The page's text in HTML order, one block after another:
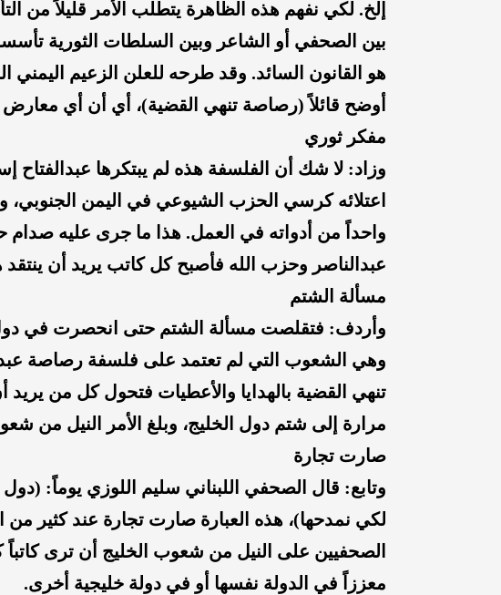
إلخ. لكي نفهم هذه الظاهرة يتطلب الأمر قليلاً من
بين الصحفي أو الشاعر وبين السلطات الثورية
هو القانون السائد. وقد طرحه للعلن الزعيم اليمني
أوضح قائلاً (رصاصة تنهي القضية)، أي أن أي
مفكر ثوري
وزاد: لا شك أن الفلسفة هذه لم يبتكرها عبدالفتاح
اعتلائه كرسي الحزب الشيوعي في اليمن الجنوبي،
واحداً من أدواته في العمل. هذا ما جرى عليه
عبدالناصر وحزب الله فأصبح كل كاتب يريد أن
مسألة الشتم
وأردف: فتقلصت مسألة الشتم حتى انحصرت في دول
وهي الشعوب التي لم تعتمد على فلسفة رصاصة
تنهي القضية بالهدايا والأعطيات فتحول كل من
مرارة إلى شتم دول الخليج، وبلغ الأمر النيل من
صارت تجارة
وتابع: قال الصحفي اللبناني سليم اللوزي يوماً:
لكي نمدحها)، هذه العبارة صارت تجارة عند كثير
الصحفيين على النيل من شعوب الخليج أن ترى كاتباً
معززاً في الدولة نفسها أو في دولة خليجية أخرى.